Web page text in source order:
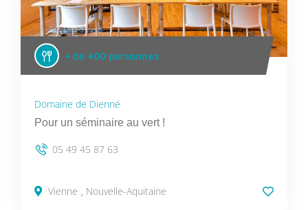
+ de 400 personnes
Domaine de Dienné
Pour un séminaire au vert !
05 49 45 87 63
Vienne Nouvelle-Aquitaine